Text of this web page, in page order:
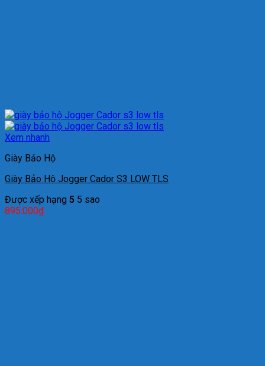
Xem nhanh
Giày Bảo Hộ
Giày Bảo Hộ Jogger Cador S3 LOW TLS
Được xếp hạng 5 5 sao
895.000₫